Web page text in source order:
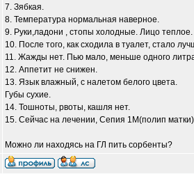
7. Зябкая.
8. Температура нормальная наверное.
9. Руки,ладони , стопы холодные. Лицо теплое.
10. После того, как сходила в туалет, стало
11. Жажды нет. Пью мало, меньше одного
12. Аппетит не снижен.
13. Язык влажный, с налетом белого цвета.
Губы сухие.
14. Тошноты, рвоты, кашля нет.
15. Сейчас на лечении, Сепия 1М(полип
Можно ли находясь на ГЛ пить сорбенты?